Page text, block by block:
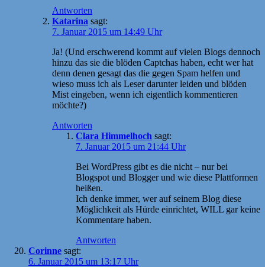
Antworten
Katarina sagt:
7. Januar 2015 um 14:49 Uhr
Ja! (Und erschwerend kommt auf vielen Blogs dennoch
hinzu das sie die blöden Captchas haben, echt wer hat
denn denen gesagt das die gegen Spam helfen und
wieso muss ich als Leser darunter leiden und blöden
Mist eingeben, wenn ich eigentlich kommentieren
möchte?)
Antworten
Clara Himmelhoch sagt:
7. Januar 2015 um 21:44 Uhr
Bei WordPress gibt es die nicht – nur bei
Blogspot und Blogger und wie diese Plattformen
heißen.
Ich denke immer, wer auf seinem Blog diese
Möglichkeit als Hürde einrichtet, WILL gar keine
Kommentare haben.
Antworten
Corinne sagt:
6. Januar 2015 um 13:17 Uhr